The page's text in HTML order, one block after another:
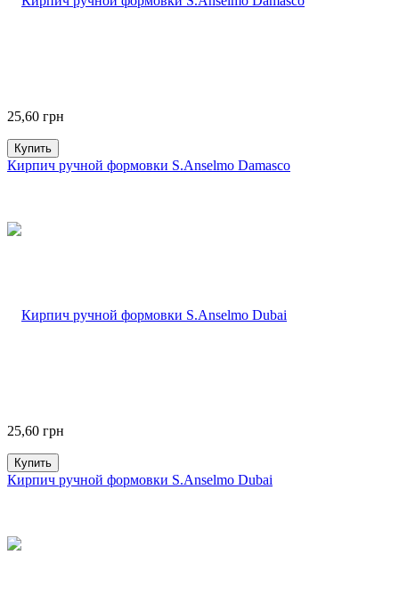
25,60 грн
Купить
Кирпич ручной формовки S.Anselmo Damasco
25,60 грн
Купить
Кирпич ручной формовки S.Anselmo Dubai